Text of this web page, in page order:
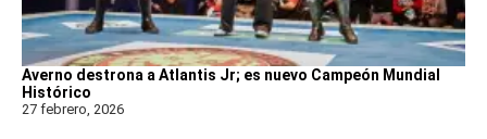
Averno destrona a Atlantis Jr; es nuevo Campeón Mundial
Histórico
27 febrero, 2026